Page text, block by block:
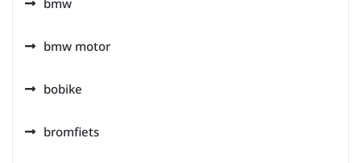
bmw
bmw motor
bobike
bromfiets